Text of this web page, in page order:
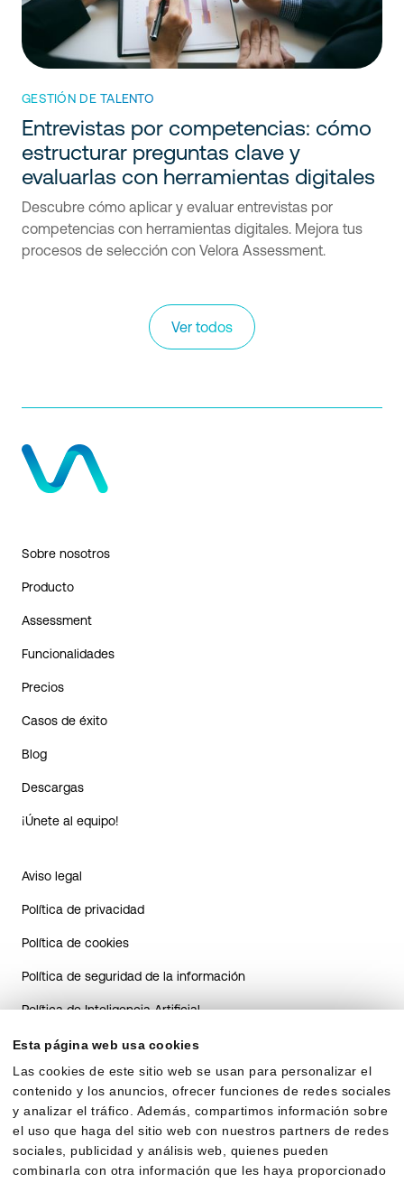
Esta página web usa cookies
Las cookies de este sitio web se usan para personalizar el
contenido y los anuncios, ofrecer funciones de redes sociales
y analizar el tráfico. Además, compartimos información sobre
el uso que haga del sitio web con nuestros partners de redes
sociales, publicidad y análisis web, quienes pueden
combinarla con otra información que les haya proporcionado
GESTIÓN DE TALENTO
Entrevistas por competencias: cómo
estructurar preguntas clave y
evaluarlas con herramientas digitales
Descubre cómo aplicar y evaluar entrevistas por
competencias con herramientas digitales. Mejora tus
procesos de selección con Velora Assessment.
Ver todos
Sobre nosotros
Producto
Assessment
Funcionalidades
Precios
Casos de éxito
Blog
Descargas
¡Únete al equipo!
Aviso legal
Política de privacidad
Política de cookies
Política de seguridad de la información
Política de Inteligencia Artificial
Guía de transparencia del sistema de IA para candidatos
Guía de transparencia sobre el uso de IA en RRHH para
clientes
Acuerdo de encargo de tratamiento